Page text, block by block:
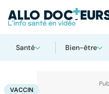
Santé Bien-être
AccueilSanté Vaccin
VACCIN